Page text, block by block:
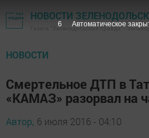
НОВОСТИ
Газета "Зеленодольская правда" -
НОВОСТИ
Смертельное ДТП в
«КАМАЗ» разорвал на
Автор, 6 июля 2016 - 04:10
5 Автоматическое